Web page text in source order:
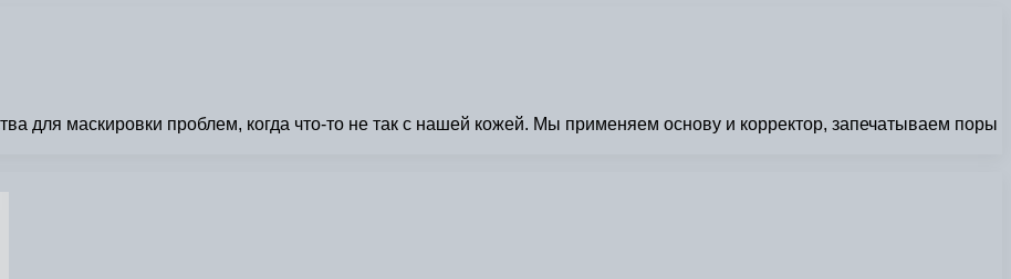
для маскировки проблем, когда что-то не так с нашей кожей. Мы применяем основу и корректор, запечатываем поры